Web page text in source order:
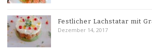
Festlicher Lachstatar mit
Dezember 14, 2017